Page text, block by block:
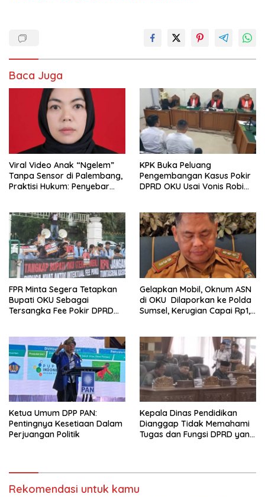
Baca Juga
Viral Video Anak “Ngelem”
Tanpa Sensor di Palembang,
Praktisi Hukum: Penyebar
KPK Buka Peluang
Pengembangan Kasus Pokir
DPRD OKU Usai Vonis Robi
FPR Minta Segera Tetapkan
Bupati OKU Sebagai
Tersangka Fee Pokir DPRD
Gelapkan Mobil, Oknum ASN
di OKU Dilaporkan ke Polda
Sumsel, Kerugian Capai Rp1,2
Ketua Umum DPP PAN:
Pentingnya Kesetiaan Dalam
Perjuangan Politik
Kepala Dinas Pendidikan
Dianggap Tidak Memahami
Tugas dan Fungsi DPRD yang
Rekomendasi untuk kamu